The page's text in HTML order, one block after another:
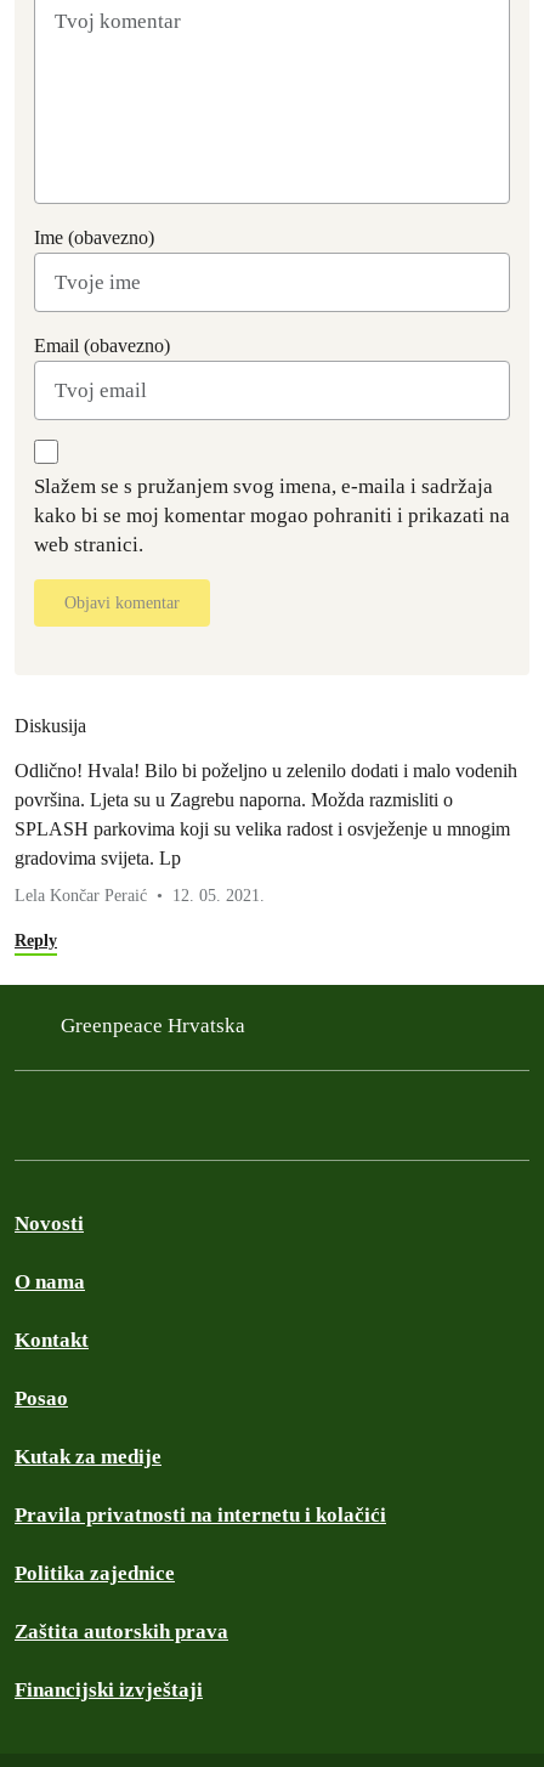
Ime (obavezno)
Email (obavezno)
Slažem se s pružanjem svog imena, e-maila i sadržaja
kako bi se moj komentar mogao pohraniti i prikazati na
web stranici.
Objavi komentar
Diskusija
Odlično! Hvala! Bilo bi poželjno u zelenilo dodati i malo vodenih
površina. Ljeta su u Zagrebu naporna. Možda razmisliti o
SPLASH parkovima koji su velika radost i osvježenje u mnogim
gradovima svijeta. Lp
Lela Končar Peraić 12. 05. 2021.
Reply
Greenpeace Hrvatska
Novosti
O nama
Kontakt
Posao
Kutak za medije
Pravila privatnosti na internetu i kolačići
Politika zajednice
Zaštita autorskih prava
Financijski izvještaji